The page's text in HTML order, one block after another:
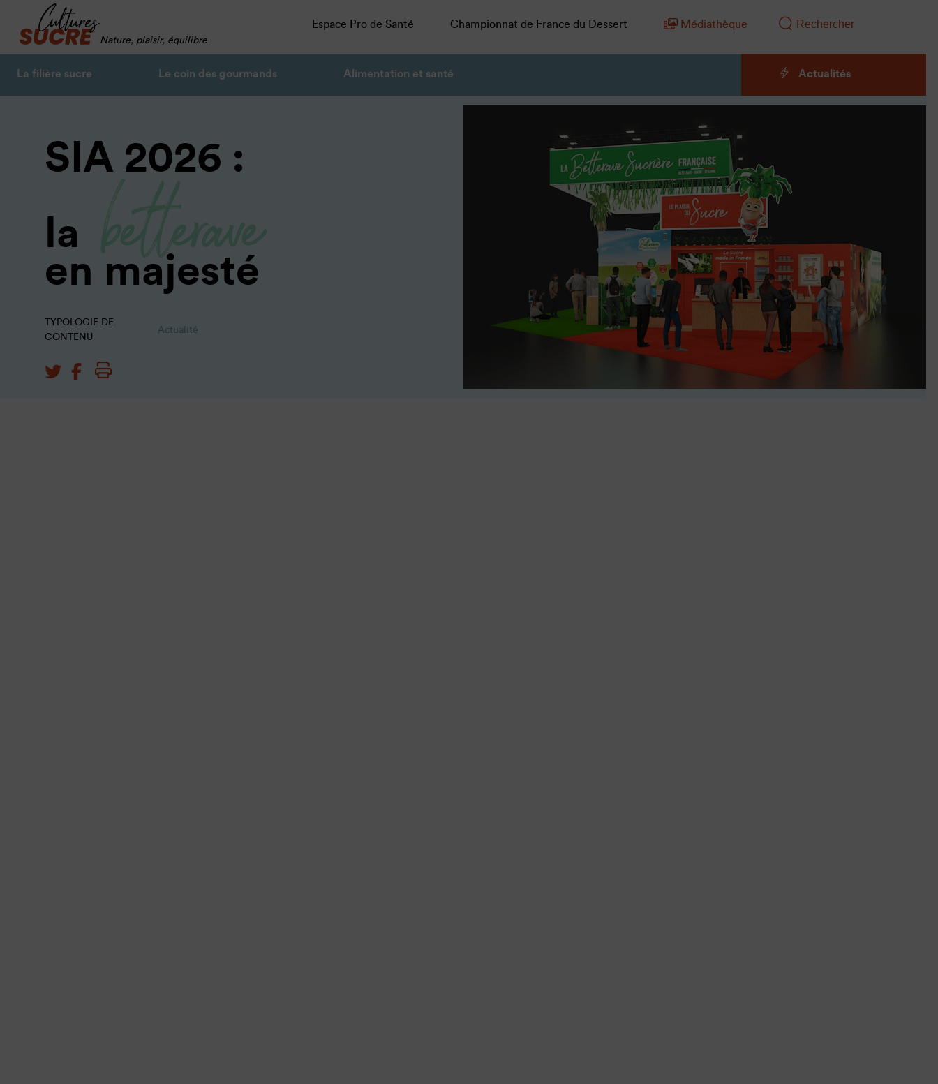
Nature, plaisir, équilibre
Espace Pro de Santé Championnat de France du Dessert Médiathèque
La filière sucre Le coin des gourmands Alimentation et santé Actualités
SIA 2026 :
la
betterave
en majesté
TYPOLOGIE DE
CONTENU
Actualité